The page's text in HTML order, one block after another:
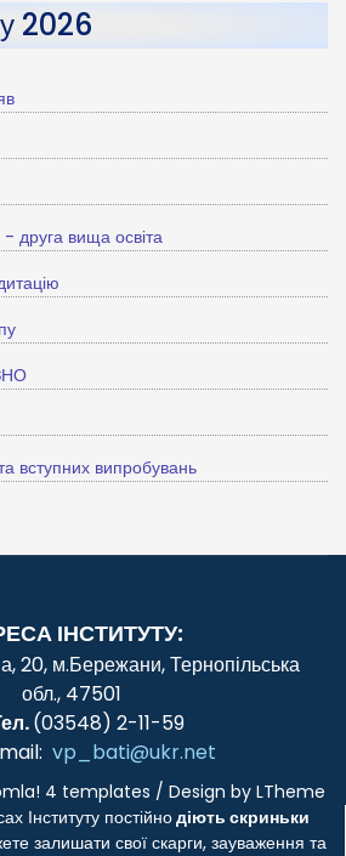
2026
друга вища освіта
вступних випробувань
ІНСТИТУТУ:
20, м.Бережани, Тернопільська
обл., 47501
(03548) 2-11-59
vp_bati@ukr.net
4 templates / Design by LTheme
Інституту постійнодіють скриньки
залишати свої скарги, зауваження та